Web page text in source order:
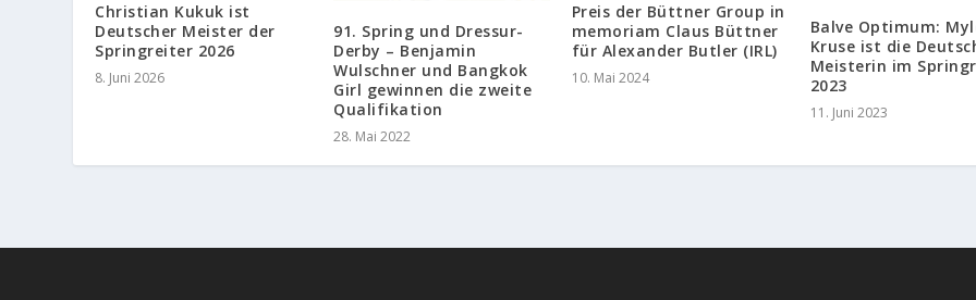
Christian Kukuk ist
Deutscher Meister der
Springreiter 2026
8. Juni 2026
91. Spring und Dressur-
Derby – Benjamin
Wulschner und Bangkok
Girl gewinnen die zweite
Qualifikation
28. Mai 2022
Preis der Büttner Group in
memoriam Claus Büttner
für Alexander Butler (IRL)
10. Mai 2024
Balve Optimum:
Kruse ist die
Meisterin im
2023
11. Juni 2023